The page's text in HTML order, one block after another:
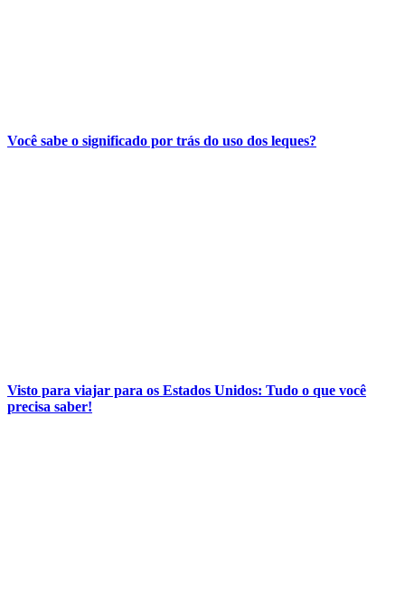
Você sabe o significado por trás do uso dos leques?
Visto para viajar para os Estados Unidos: Tudo o que você
precisa saber!